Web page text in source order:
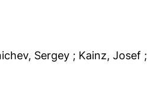
Sergey ; Kainz, Josef